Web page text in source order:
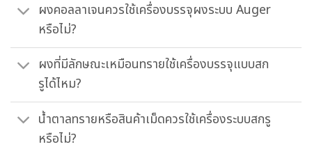
ผงคอลลาเจนควรใช้เครื่องบรรจุผงระบบ Auger
หรือไม่?
ผงที่มีลักษณะเหมือนทรายใช้เครื่องบรรจุแบบสก
รูได้ไหม?
น้ำตาลทรายหรือสินค้าเม็ดควรใช้เครื่องระบบสกรู
หรือไม่?